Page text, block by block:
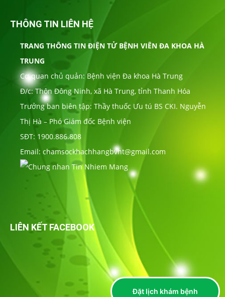
THÔNG TIN LIÊN HỆ
TRANG THÔNG TIN ĐIỆN TỬ BỆNH VIÊN ĐA KHOA HÀ
TRUNG
Cơ quan chủ quản: Bệnh viện Đa khoa Hà Trung
Đ/c: Thôn Đông Ninh, xã Hà Trung, tỉnh Thanh Hóa
Trưởng ban biên tập: Thầy thuốc Ưu tú BS CKI. Nguyễn
Thị Hà – Phó Giám đốc Bệnh viện
SĐT: 1900.886.808
Email: chamsockhachhangbvht@gmail.com
LIÊN KẾT FACEBOOK
Đặt lịch khám bệnh